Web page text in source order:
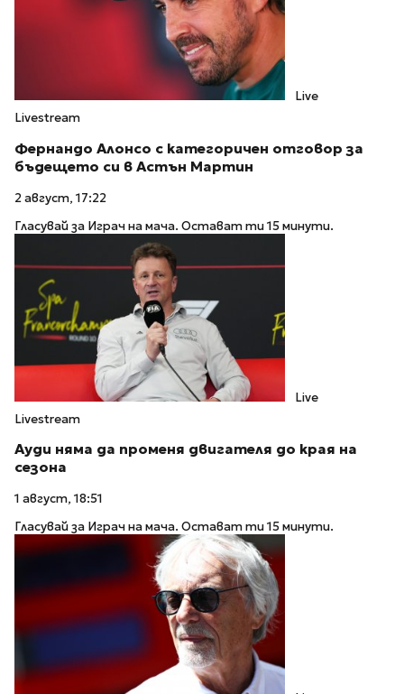
Live
Livestream
Фернандо Алонсо с категоричен отговор за
бъдещето си в Астън Мартин
2 август, 17:22
Гласувай за Играч на мача. Остават ти 15 минути.
Live
Livestream
Ауди няма да променя двигателя до края на
сезона
1 август, 18:51
Гласувай за Играч на мача. Остават ти 15 минути.